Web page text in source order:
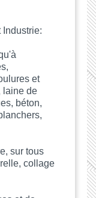
et
laine de
béton,
sur tous
collage